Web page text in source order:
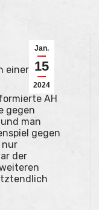
Jan.
15
2024
einer
AH
gegen
man
gegen
nur
der